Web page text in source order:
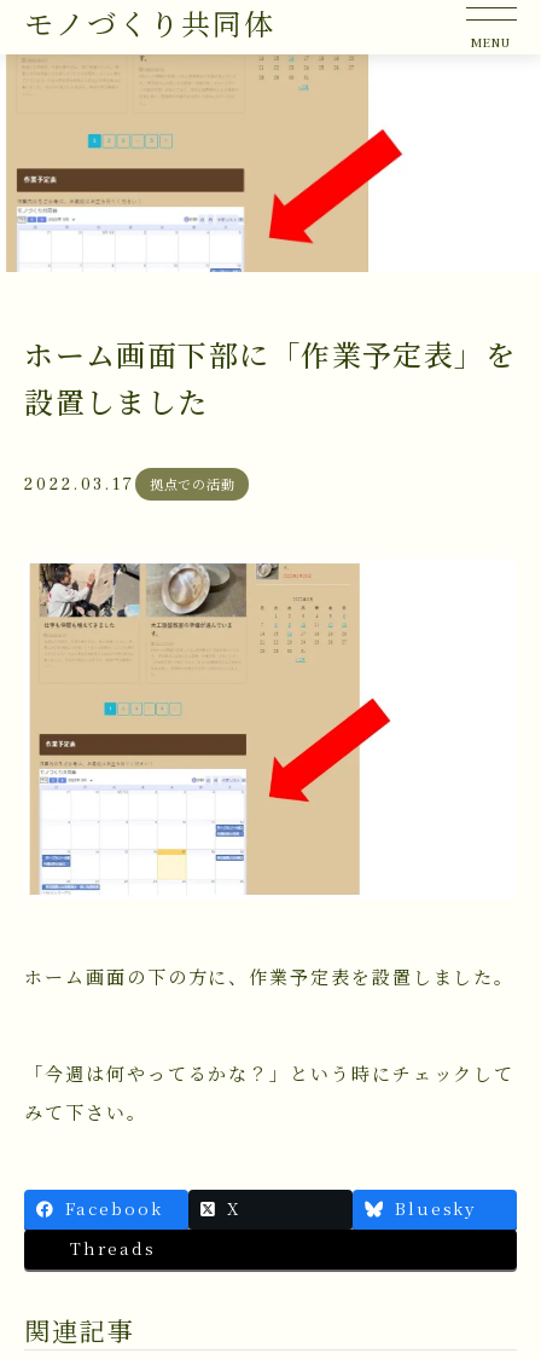
モノづくり共同体
ホーム画面下部に「作業予定表」を
設置しました
2022.03.17 拠点での活動
ホーム画面の下の方に、作業予定表を設置しました。
「今週は何やってるかな？」という時にチェックして
みて下さい。
Facebook X
Bluesky
Threads
関連記事